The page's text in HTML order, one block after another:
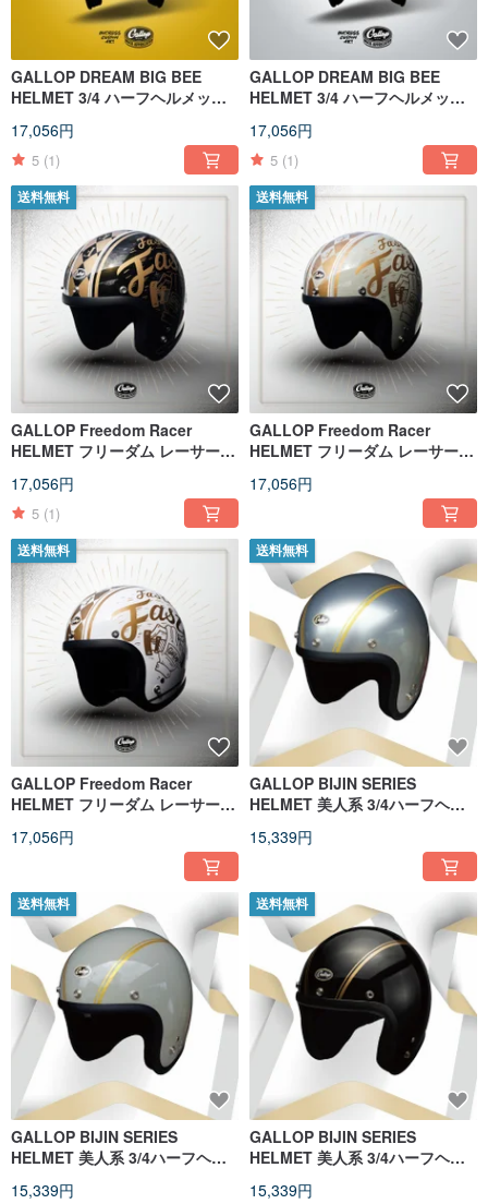
GALLOP DREAM BIG BEE
HELMET 3/4 ハーフヘルメット
17,056円
5 (1)
GALLOP DREAM BIG BEE
HELMET 3/4 ハーフヘルメット
17,056円
5 (1)
送料無料
GALLOP Freedom Racer
HELMET フリーダム レーサー
ブラックゴールド
17,056円
5 (1)
送料無料
GALLOP Freedom Racer
HELMET フリーダム レーサー
セメントグリーン
17,056円
送料無料
GALLOP Freedom Racer
HELMET フリーダム レーサー
ピュアホワイト
17,056円
送料無料
GALLOP BIJIN SERIES
HELMET 美人系 3/4ハーフヘル
15,339円
送料無料
GALLOP BIJIN SERIES
HELMET 美人系 3/4ハーフヘル
15,339円
送料無料
GALLOP BIJIN SERIES
HELMET 美人系 3/4ハーフヘル
15,339円